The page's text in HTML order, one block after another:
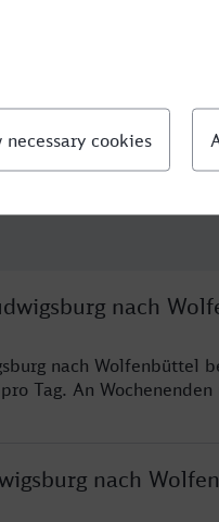
nach
nach Wolfenbüttel
Tag. An Wochenenden
nach